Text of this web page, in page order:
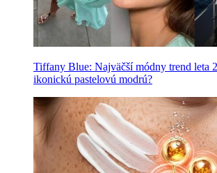
Tiffany Blue: Najväčší módny trend leta
ikonickú pastelovú modrú?